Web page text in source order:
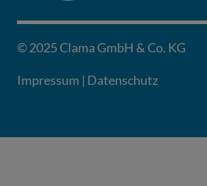
© 2025 Clama GmbH & Co. KG
Impressum | Datenschutz